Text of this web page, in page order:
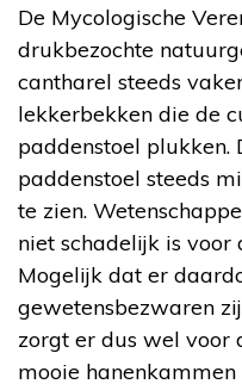
De Mycologische
drukbezochte
cantharel steeds
lekkerbekken die de
paddenstoel plukken.
paddenstoel steeds
te zien.
niet schadelijk is voor
Mogelijk dat er
gewetensbezwaren
zorgt er dus wel voor
mooie